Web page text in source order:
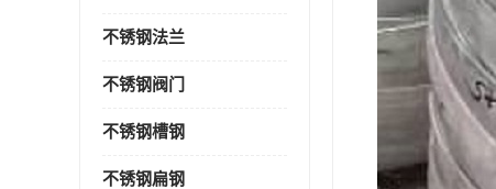
不锈钢法兰
不锈钢阀门
不锈钢槽钢
不锈钢扁钢